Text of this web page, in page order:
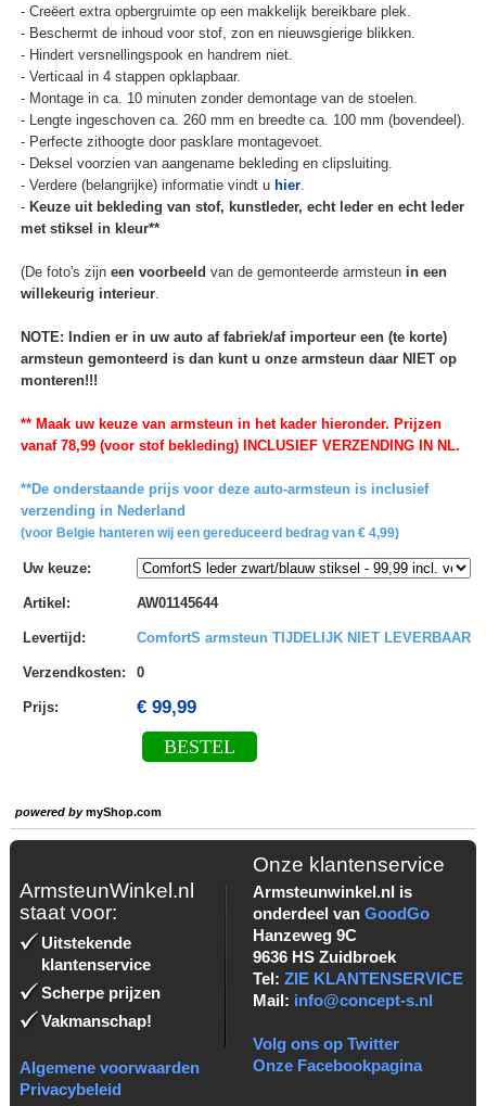
- Creëert extra opbergruimte op een makkelijk bereikbare plek.
- Beschermt de inhoud voor stof, zon en nieuwsgierige blikken.
- Hindert versnellingspook en handrem niet.
- Verticaal in 4 stappen opklapbaar.
- Montage in ca. 10 minuten zonder demontage van de stoelen.
- Lengte ingeschoven ca. 260 mm en breedte ca. 100 mm (bovendeel).
- Perfecte zithoogte door pasklare montagevoet.
- Deksel voorzien van aangename bekleding en clipsluiting.
- Verdere (belangrijke) informatie vindt u hier.
- Keuze uit bekleding van stof, kunstleder, echt leder en echt leder
met stiksel in kleur**
(De foto's zijn een voorbeeld van de gemonteerde armsteun in een
willekeurig interieur.
NOTE: Indien er in uw auto af fabriek/af importeur een (te korte)
armsteun gemonteerd is dan kunt u onze armsteun daar NIET op
monteren!!!
** Maak uw keuze van armsteun in het kader hieronder. Prijzen
vanaf 78,99 (voor stof bekleding) INCLUSIEF VERZENDING IN NL.
**De onderstaande prijs voor deze auto-armsteun is inclusief
verzending in Nederland
(voor Belgie hanteren wij een gereduceerd bedrag van € 4,99)
Uw keuze:
Artikel : AW01145644
Levertijd : ComfortS armsteun TIJDELIJK NIET LEVERBAAR
Verzendkosten: 0
Prijs: € 99,99
BESTEL
powered bymyShop.com
ArmsteunWinkel.nl
staat voor:
Uitstekende
klantenservice
Scherpe prijzen
Vakmanschap!
Algemene voorwaarden
Privacybeleid
Onze klantenservice
Armsteunwinkel.nl is
onderdeel van GoodGo
Hanzeweg 9C
9636 HS Zuidbroek
Tel: ZIE KLANTENSERVICE
Mail: info@concept-s.nl
Volg ons op Twitter
Onze Facebookpagina